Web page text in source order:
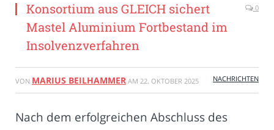
Konsortium aus GLEICH sichert
Mastel Aluminium Fortbestand im
Insolvenzverfahren
0
VON MARIUS BEILHAMMER AM 22. OKTOBER 2025 NACHRICHTEN
Nach dem erfolgreichen Abschluss des